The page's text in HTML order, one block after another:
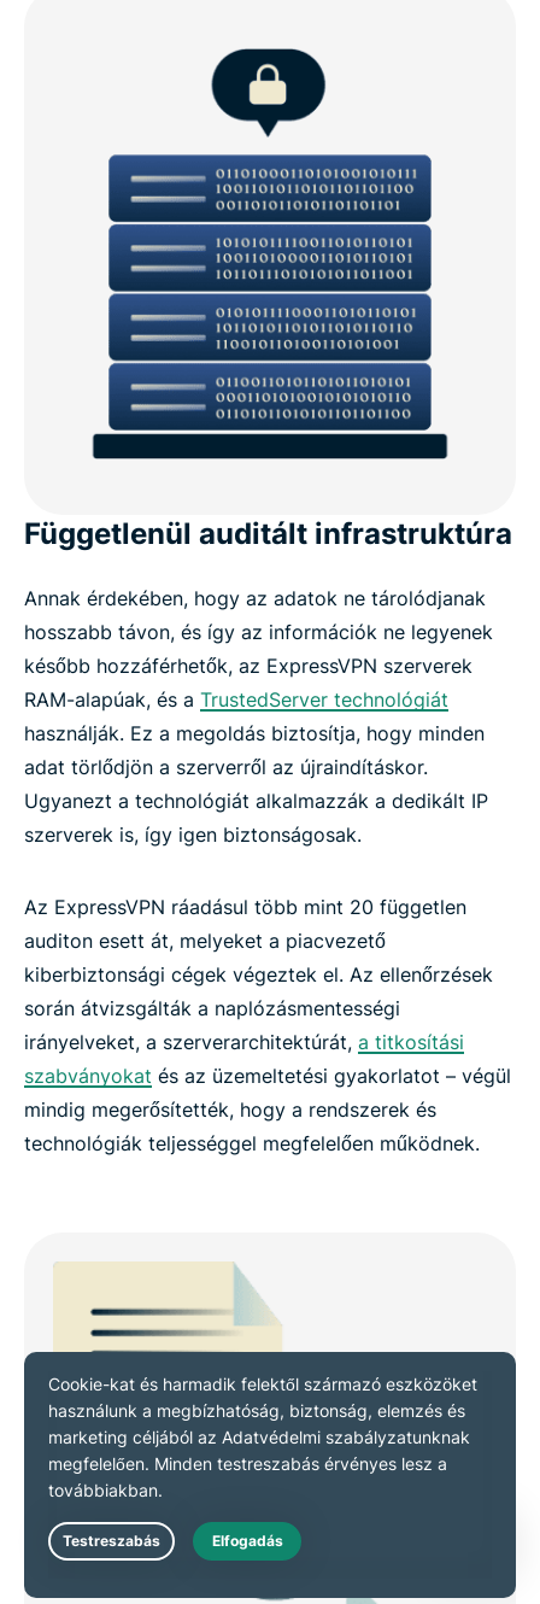
Függetlenül auditált infrastruktúra
Annak érdekében, hogy az adatok ne tárolódjanak
hosszabb távon, és így az információk ne legyenek
később hozzáférhetők, az ExpressVPN szerverek
RAM-alapúak, és a TrustedServer technológiát
használják. Ez a megoldás biztosítja, hogy minden
adat törlődjön a szerverről az újraindításkor.
Ugyanezt a technológiát alkalmazzák a dedikált IP
szerverek is, így igen biztonságosak.
Az ExpressVPN ráadásul több mint 20 független
auditon esett át, melyeket a piacvezető
kiberbiztonsági cégek végeztek el. Az ellenőrzések
során átvizsgálták a naplózásmentességi
irányelveket, a szerverarchitektúrát, a titkosítási
szabványokat és az üzemeltetési gyakorlatot – végül
mindig megerősítették, hogy a rendszerek és
technológiák teljességgel megfelelően működnek.